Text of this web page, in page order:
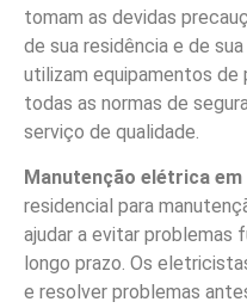
tomam as devidas
de sua residência e de
utilizam equipamentos de
todas as normas de
serviço de qualidade.
Manutenção elétrica em
residencial para
ajudar a evitar problemas
longo prazo. Os
e resolver problemas